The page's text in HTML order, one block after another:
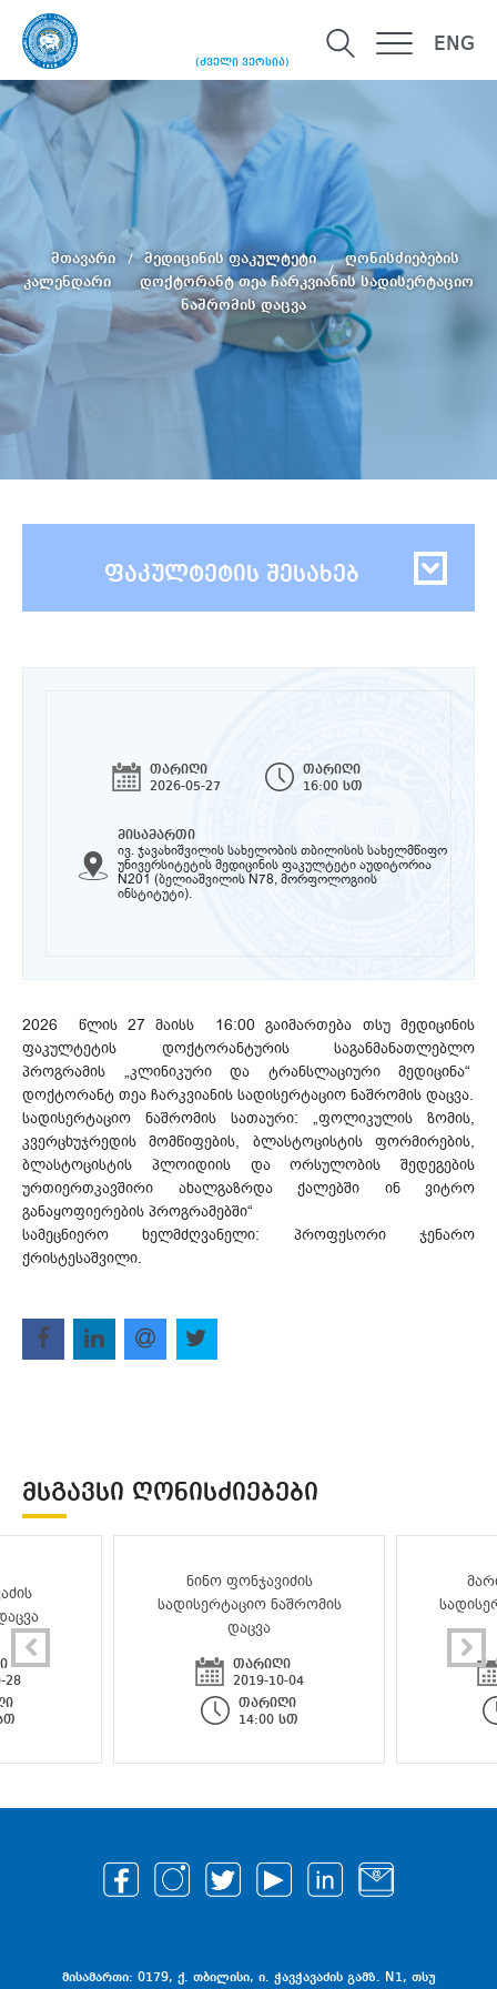
(ძველი ვერსია)
ENG
მთავარი მედიცინის ფაკულტეტი
ღონისძიებების
კალენდარი
დოქტორანტ თეა ჩარკვიანის სადისერტაციო
ნაშრომის დაცვა
ფაკულტეტის შესახებ
თარიღი
2026-05-27
თარიღი
16:00 სთ
მისამართი
ივ. ჯავახიშვილის სახელობის თბილისის სახელმწიფო
უნივერსიტეტის მედიცინის ფაკულტეტი აუდიტორია
N201 (ბელიაშვილის N78, მორფოლოგიის
ინსტიტუტი).
2026 წლის 27 მაისს 16:00 გაიმართება თსუ მედიცინის
ფაკულტეტის დოქტორანტურის საგანმანათლებლო
პროგრამის „კლინიკური და ტრანსლაციური მედიცინა“
დოქტორანტ თეა ჩარკვიანის სადისერტაციო ნაშრომის დაცვა.
სადისერტაციო ნაშრომის სათაური: „ფოლიკულის ზომის,
კვერცხუჯრედის მომწიფების, ბლასტოცისტის ფორმირების,
ბლასტოცისტის პლოიდიის და ორსულობის შედეგების
ურთიერთკავშირი ახალგაზრდა ქალებში ინ ვიტრო
განაყოფიერების პროგრამებში“
სამეცნიერო ხელმძღვანელი: პროფესორი ჯენარო
ქრისტესაშვილი.
ᲛᲡᲒᲐᲕᲡᲘ ᲦᲝᲜᲘᲡᲫᲘᲔᲑᲔᲑᲘ
28
ნინო ფონჯავიძის
სადისერტაციო ნაშრომის
დაცვა
თარიღი
2019-10-04
თარიღი
14:00 სთ
მისამართი: 0179, ქ. თბილისი, ი. ჭავჭავაძის გამზ. N1, თსუ